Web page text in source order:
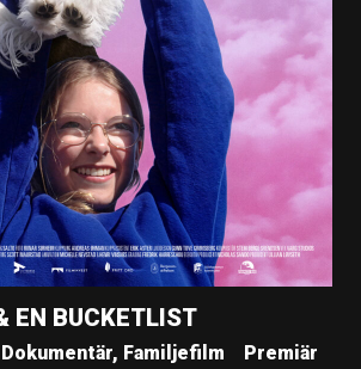
EN BUCKETLIST
Dokumentär, Familjefilm
Premiär